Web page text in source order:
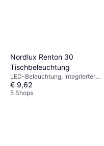
Nordlux Renton 30
Tischbeleuchtung
LED-Beleuchtung, Integrierter
Ein-/Ausschalter, Weiß, Kunststoff,
IP-Schutzart: IP20
€ 9,62
5 Shops